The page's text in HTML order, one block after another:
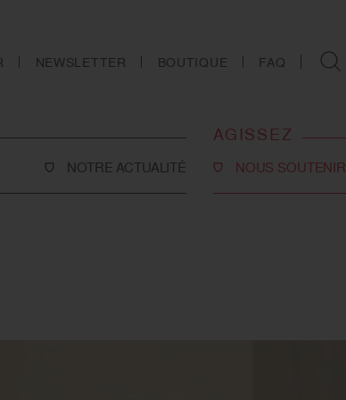
NEWSLETTER BOUTIQUE FAQ
NOTRE ACTUALITÉ
AGISSEZ
NOUS SOUTENIR